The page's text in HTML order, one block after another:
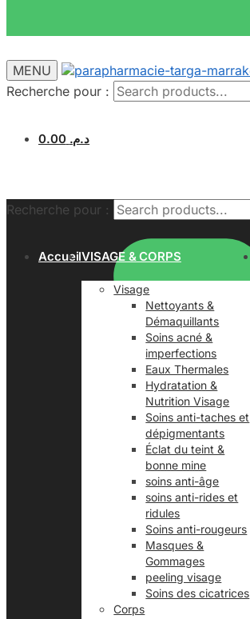
MENU
Recherche pour :
د.م. 0.00
Recherche pour :
AccueilVISAGE & CORPS
Visage
Nettoyants &
Démaquillants
Soins acné &
imperfections
Eaux Thermales
Hydratation &
Nutrition Visage
Soins anti-taches et
dépigmentants
Éclat du teint &
bonne mine
soins anti-âge
soins anti-rides et
ridules
Soins anti-rougeurs
Masques &
Gommages
peeling visage
Soins des cicatrices
Corps